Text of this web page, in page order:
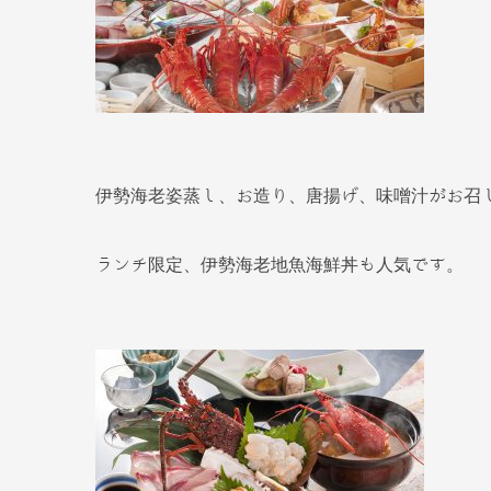
伊勢海老姿蒸し、お造り、唐揚げ、味噌汁がお召
ランチ限定、伊勢海老地魚海鮮丼も人気です。